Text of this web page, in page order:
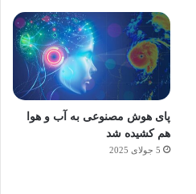
پای هوش مصنوعی به آب و هوا
هم کشیده شد
5 جولای 2025